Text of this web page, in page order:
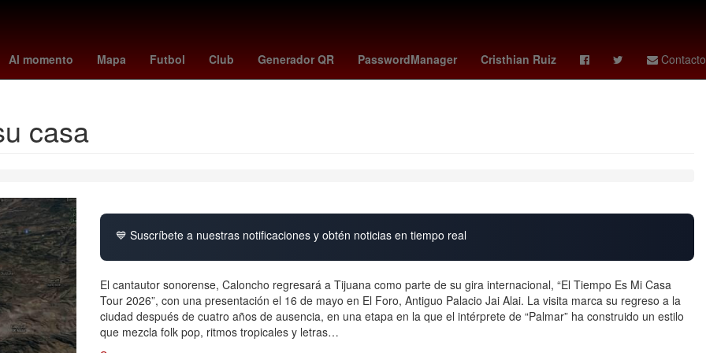
Al momento Mapa Futbol Club Generador QR PasswordManager Cristhian Ruiz Contacto
Rosario Incendio Asamblea disney plus hugo aguilar ortiz candidato Racing Club Arturo Carmona
casa
💙 Suscríbete a nuestras notificaciones y obtén noticias en tiempo real
El cantautor sonorense, Caloncho regresará a Tijuana como parte de su gira internacional, “El Tiempo Es Mi Casa
Tour 2026”, con una presentación el 16 de mayo en El Foro, Antiguo Palacio Jai Alai. La visita marca su regreso a la
ciudad después de cuatro años de ausencia, en una etapa en la que el intérprete de “Palmar” ha construido un estilo
que mezcla folk pop, ritmos tropicales y letras…